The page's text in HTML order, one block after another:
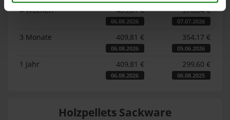
4 Wochen
409,81 €
06.08.2026
376,64 €
07.07.2026
3 Monate 409,81 €
06.08.2026
354,17 €
05.06.2026
1 Jahr 409,81 €
06.08.2026
299,60 €
06.08.2025
Holzpellets Sackware